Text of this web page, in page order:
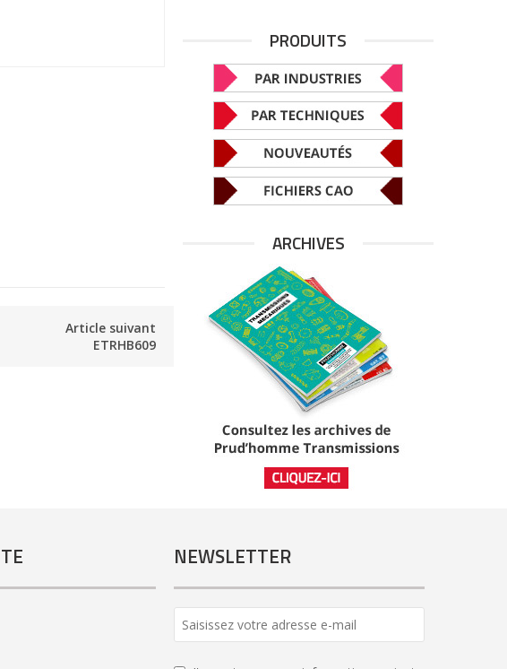
Article suivant
ETRHB609
PRODUITS
ARCHIVES
NEWSLETTER